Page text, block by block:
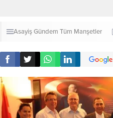
AsayişGündem Tüm Manşetler